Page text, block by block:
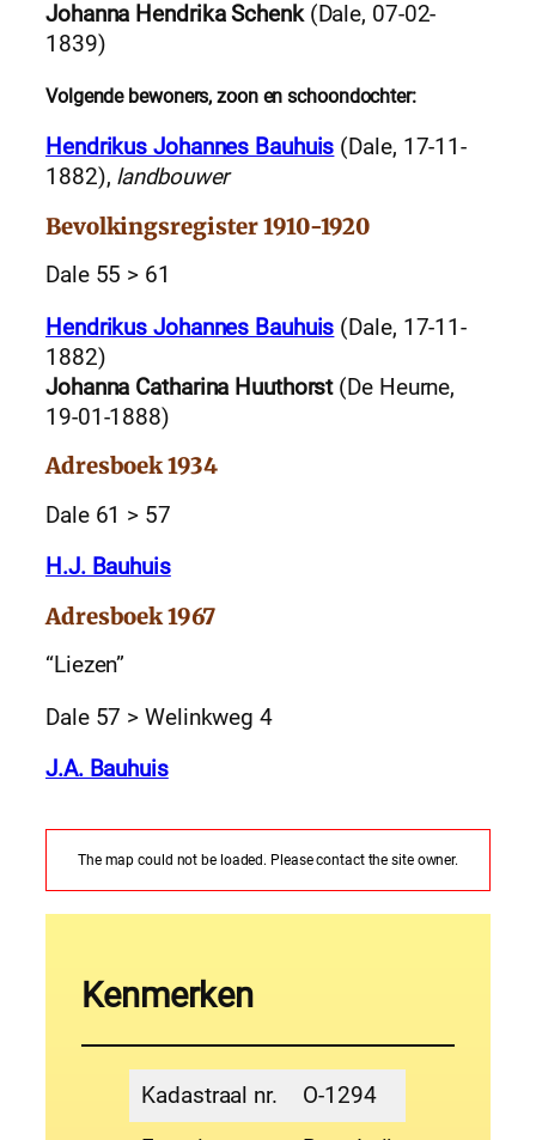
Johanna Hendrika Schenk(Dale, 07-02-
1839)
Volgende bewoners, zoon en schoondochter:
Hendrikus Johannes Bauhuis (Dale, 17-11-
1882), landbouwer
Bevolkingsregister 1910-1920
Dale 55 > 61
Hendrikus Johannes Bauhuis (Dale, 17-11-
1882)
Johanna Catharina Huuthorst(De Heurne,
19-01-1888)
Adresboek 1934
Dale 61 > 57
H.J. Bauhuis
Adresboek 1967
“Liezen”
Dale 57 > Welinkweg 4
J.A. Bauhuis
The map could not be loaded. Please contact the site owner.
Kenmerken
Kadastraal nr.
O-1294